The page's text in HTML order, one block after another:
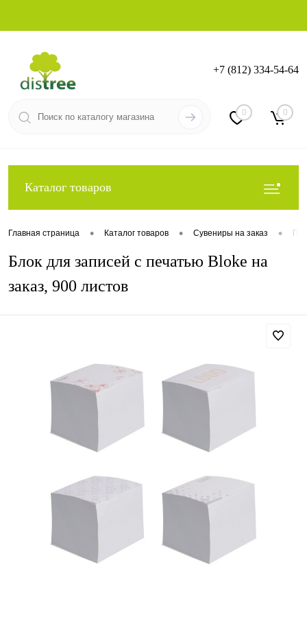
Вход Регистрация
+7 (812) 334-54-64
0 0
Каталог товаров
Главная страница • Каталог товаров • Сувениры на заказ •
Блок для записей с печатью Bloke на
заказ, 900 листов